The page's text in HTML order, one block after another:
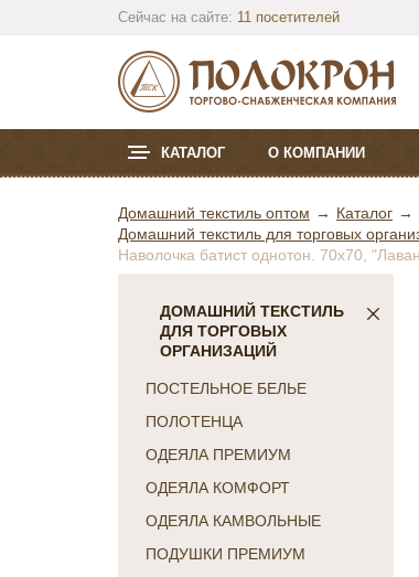
Сейчас на сайте: 11 посетителей
КАТАЛОГ О КОМПАНИИ
Домашний текстиль оптом
Каталог
Домашний текстиль для торговых
Наволочка батист однотон. 70х70,
ДОМАШНИЙ ТЕКСТИЛЬ
ДЛЯ ТОРГОВЫХ
ОРГАНИЗАЦИЙ
ПОСТЕЛЬНОЕ БЕЛЬЕ
ПОЛОТЕНЦА
ОДЕЯЛА ПРЕМИУМ
ОДЕЯЛА КОМФОРТ
ОДЕЯЛА КАМВОЛЬНЫЕ
ПОДУШКИ ПРЕМИУМ